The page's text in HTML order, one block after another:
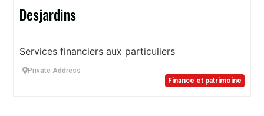
Desjardins
Services financiers aux particuliers
Private Address
Finance et patrimoine